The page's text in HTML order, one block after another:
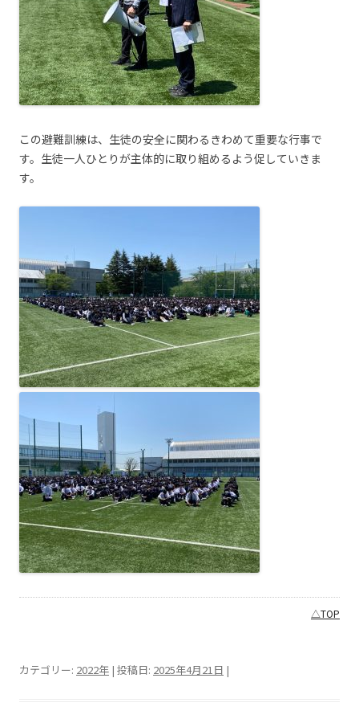
この避難訓練は、生徒の安全に関わるきわめて重要な行事で
す。生徒一人ひとりが主体的に取り組めるよう促していきま
す。
△TOP
カテゴリー: 2022年 | 投稿日: 2025年4月21日 |